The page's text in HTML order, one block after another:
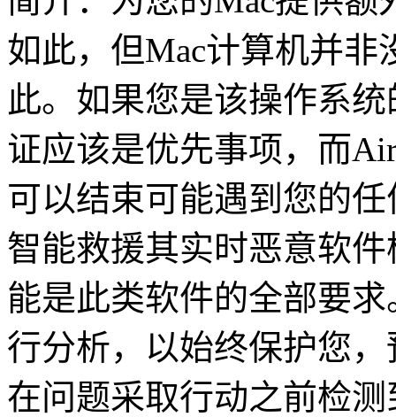
如此，但Mac计算机并
此。如果您是该操作系
证应该是优先事项，而
可以结束可能遇到您的
智能救援其实时恶意软
能是此类软件的全部要
行分析，以始终保护您
在问题采取行动之前检